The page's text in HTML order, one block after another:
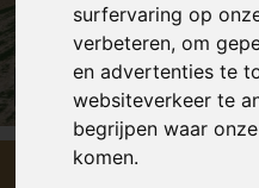
surfervaring op
verbeteren, om
en advertenties te
websiteverkeer te
begrijpen waar
komen.
Alle fotos
€ 170 000